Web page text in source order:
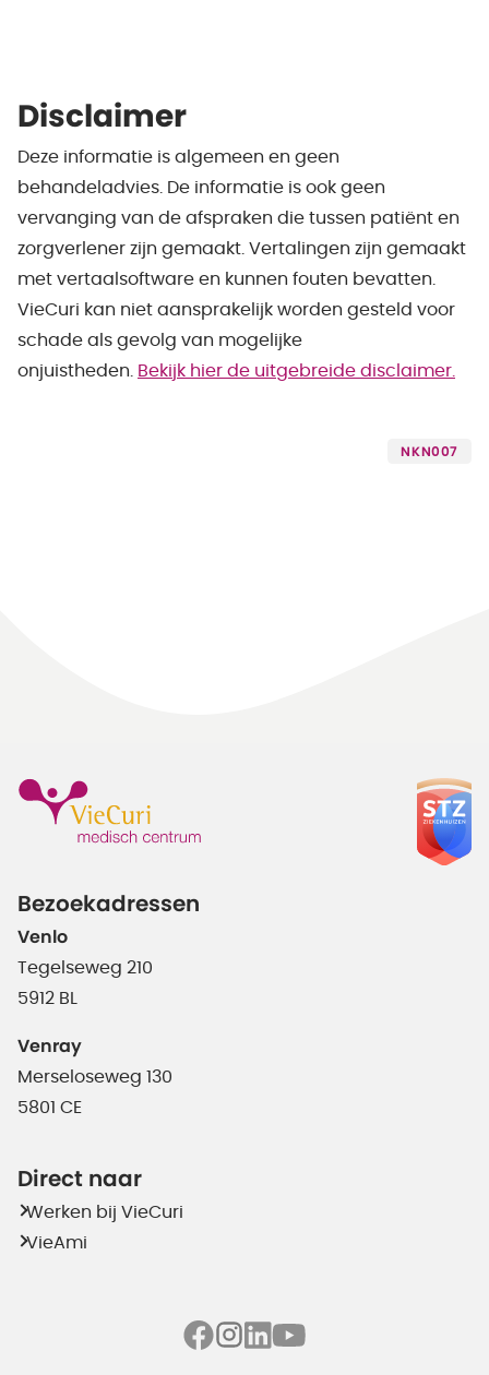
Disclaimer
Deze informatie is algemeen en geen
behandeladvies. De informatie is ook geen
vervanging van de afspraken die tussen patiënt en
zorgverlener zijn gemaakt. Vertalingen zijn gemaakt
met vertaalsoftware en kunnen fouten bevatten.
VieCuri kan niet aansprakelijk worden gesteld voor
schade als gevolg van mogelijke
onjuistheden.
Bekijk hier de uitgebreide disclaimer.
NKN007
Bezoekadressen
Venlo
Tegelseweg 210
5912 BL
Venray
Merseloseweg 130
5801 CE
Direct naar
Werken bij VieCuri
VieAmi